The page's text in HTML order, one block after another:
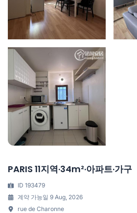
PARIS 11지역·34m²·아파트·가구
ID 193479
계약 가능일 9 Aug, 2026
rue de Charonne